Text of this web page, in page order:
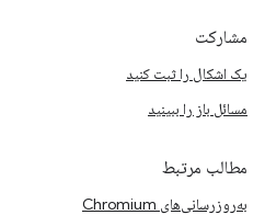
مشارکت
یک اشکال را ثبت کنید
مسائل باز را ببینید
مطالب مرتبط
به‌روزرسانی‌های Chromium